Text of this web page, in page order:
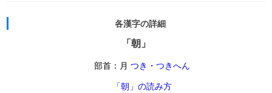
各漢字の詳細
「朝」
部首：月 つき・つきへん
「朝」の読み方